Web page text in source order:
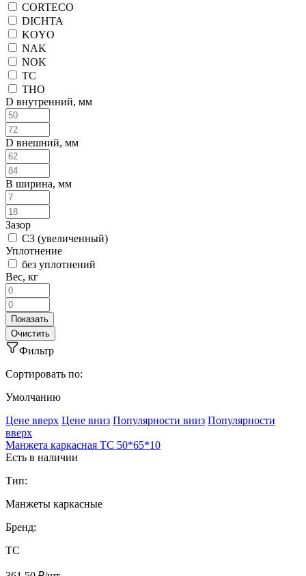
CORTECO
DICHTA
KOYO
NAK
NOK
TC
THO
D внутренний, мм
D внешний, мм
B ширина, мм
Зазор
C3 (увеличенный)
Уплотнение
без уплотнений
Вес, кг
Фильтр
Сортировать по:
Умолчанию
Ценe вверх Ценe вниз Популярности вниз Популярности
вверх
Манжета каркасная TC 50*65*10
Есть в наличии
Тип:
Манжеты каркасные
Бренд:
TC